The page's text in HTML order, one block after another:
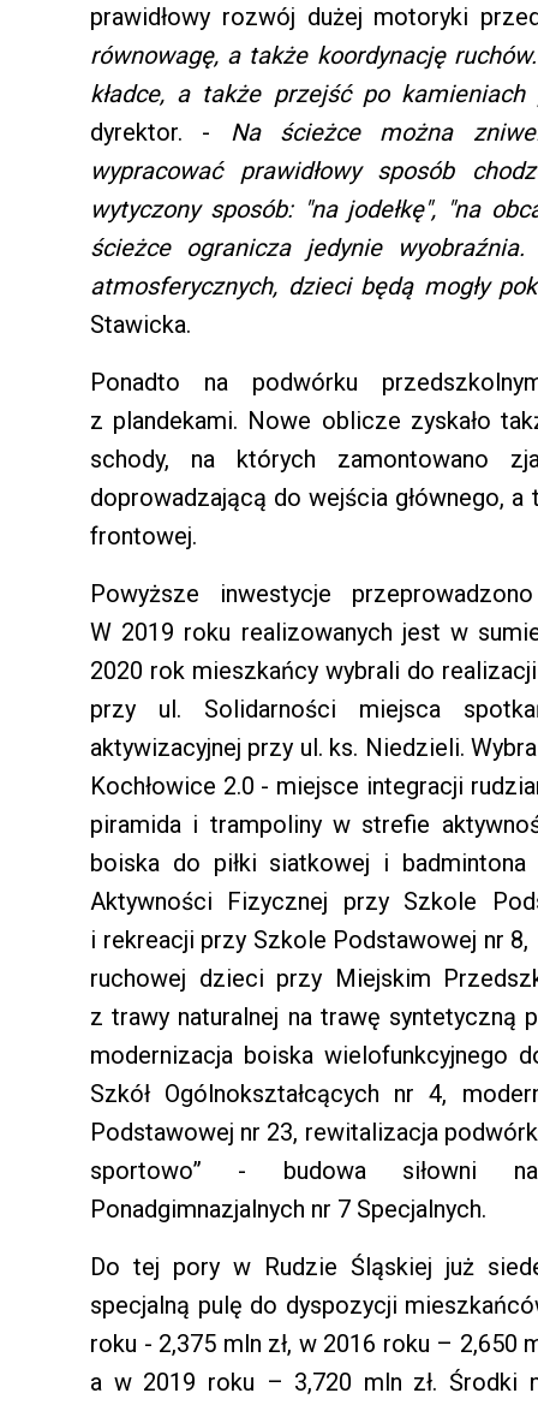
prawidłowy rozwój dużej motoryki
równowagę, a także koordynację
kładce, a także przejść po kamieniach
dyrektor. - Na ścieżce można
wypracować prawidłowy sposób
wytyczony sposób: "na jodełkę", "na
ścieżce ogranicza jedynie
atmosferycznych, dzieci będą mogły
Stawicka.
Ponadto na podwórku
z plandekami. Nowe oblicze zyskało
schody, na których zamontowano
doprowadzającą do wejścia głównego,
frontowej.
Powyższe inwestycje
W 2019 roku realizowanych jest w
2020 rok mieszkańcy wybrali do
przy ul. Solidarności miejsca
aktywizacyjnej przy ul. ks. Niedzieli.
Kochłowice 2.0 - miejsce integracji
piramida i trampoliny w strefie
boiska do piłki siatkowej i
Aktywności Fizycznej przy Szkole
i rekreacji przy Szkole Podstawowej nr
ruchowej dzieci przy Miejskim
z trawy naturalnej na trawę syntetyczną
modernizacja boiska wielofunkcyjnego
Szkół Ogólnokształcących nr 4,
Podstawowej nr 23, rewitalizacja
sportowo” - budowa siłowni
Ponadgimnazjalnych nr 7 Specjalnych.
Do tej pory w Rudzie Śląskiej już
specjalną pulę do dyspozycji
roku - 2,375 mln zł, w 2016 roku – 2,650
a w 2019 roku – 3,720 mln zł. Środki